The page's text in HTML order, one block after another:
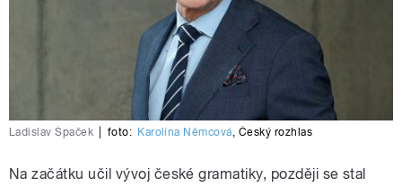
Ladislav Špaček foto: Karolína Němcová, Český rozhlas
Na začátku učil vývoj české gramatiky, později se stal